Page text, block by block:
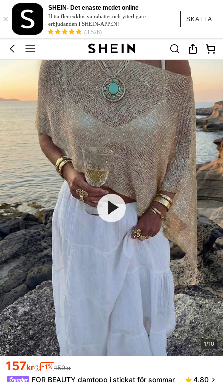
SKAFFA
×
SHEIN- Det enaste modet online
Hitta fler exklusiva rabatter och ytterligare
erbjudanden i SHEIN-APPEN!
(3,526)
1/10
157kr -1% 159kr
FOR BEAUTY damtopp i stickat för sommar
4.80